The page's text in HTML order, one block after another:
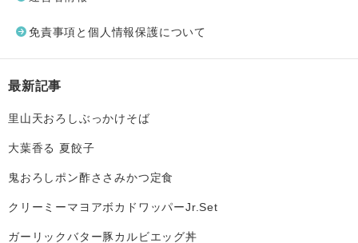
免責事項と個人情報保護について
最新記事
里山天おろしぶっかけそば
大葉香る 夏餃子
鬼おろしポン酢ささみかつ定食
クリーミーマヨアボカドワッパーJr.Set
ガーリックバター豚カルビエッグ丼